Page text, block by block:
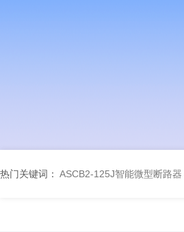
热门关键词： ASCB2-125J智能微型断路器